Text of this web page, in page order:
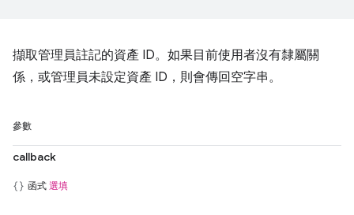
擷取管理員註記的資產 ID。如果目前使用者沒有隸屬關
係，或管理員未設定資產 ID，則會傳回空字串。
參數
callback
函式 選填